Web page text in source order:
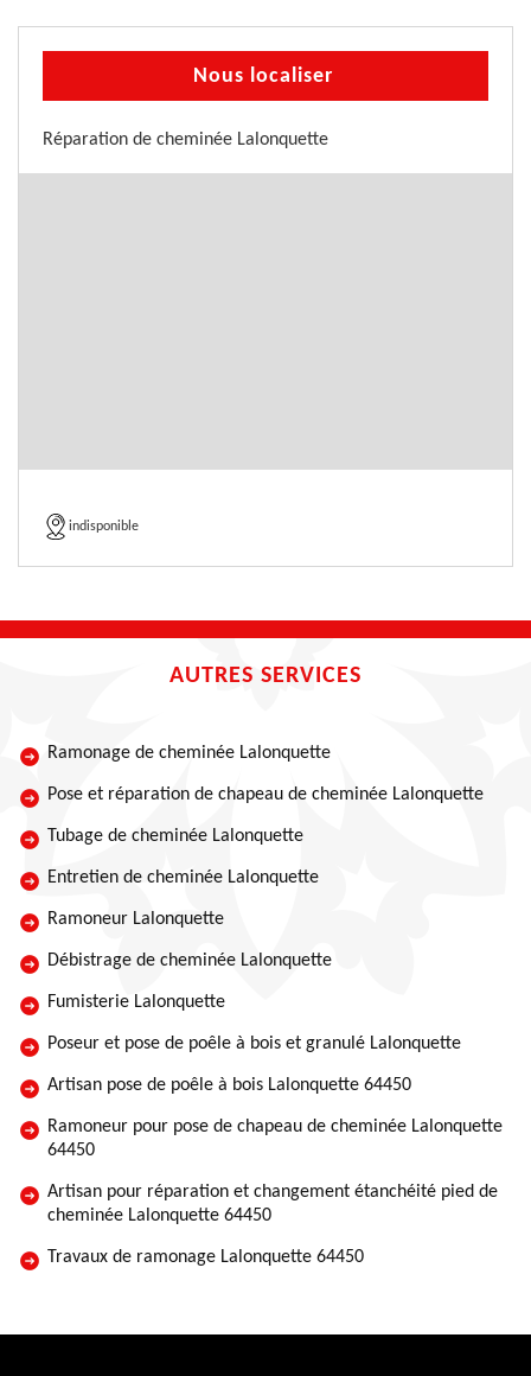
Nous localiser
Réparation de cheminée Lalonquette
indisponible
AUTRES SERVICES
Ramonage de cheminée Lalonquette
Pose et réparation de chapeau de cheminée Lalonquette
Tubage de cheminée Lalonquette
Entretien de cheminée Lalonquette
Ramoneur Lalonquette
Débistrage de cheminée Lalonquette
Fumisterie Lalonquette
Poseur et pose de poêle à bois et granulé Lalonquette
Artisan pose de poêle à bois Lalonquette 64450
Ramoneur pour pose de chapeau de cheminée Lalonquette
64450
Artisan pour réparation et changement étanchéité pied de
cheminée Lalonquette 64450
Travaux de ramonage Lalonquette 64450